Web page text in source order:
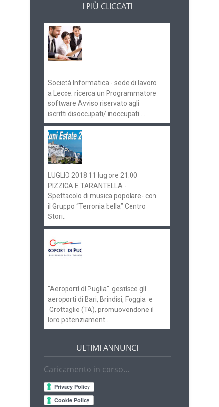
I PIÙ CLICCATI
Società Informatica - sede di lavoro
a Lecce, ricerca un Programmatore
software Avviso riservato agli
iscritti disoccupati/ inoccupati ...
LUGLIO 2018 11 lug ore 21.00
PIZZICA E TARANTELLA -
Spettacolo di musica popolare- con
il Gruppo “Terronia bella” Centro
Stori...
"Aeroporti di Puglia" gestisce gli
aeroporti di Bari, Brindisi, Foggia e
Grottaglie (TA), promuovendone il
loro potenziament...
ULTIMI ANNUNCI
Caricamento in corso...